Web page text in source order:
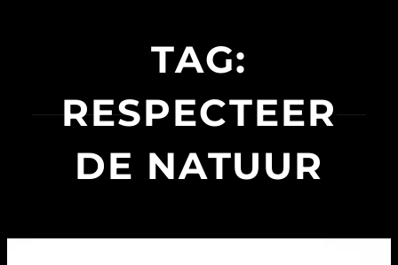
TAG:
RESPECTEER
DE NATUUR